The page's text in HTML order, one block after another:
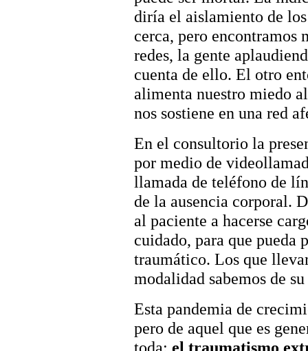
diría el aislamiento de
cerca, pero encontramos
redes, la gente
cuenta de ello. El otro
alimenta nuestro miedo
nos sostiene en una red
En el consultorio la
por medio de
llamada de teléfono de
de la ausencia corporal.
al paciente a hacerse
cuidado, para que pueda
traumático. Los que
modalidad sabemos de
Esta pandemia de
pero de aquel que es
toda: el traumatismo